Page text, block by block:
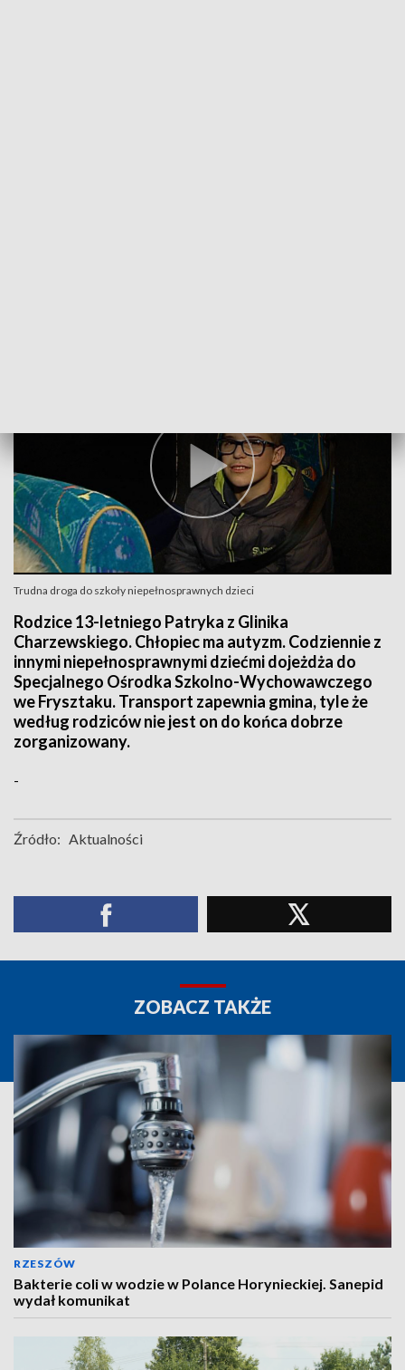
Trudna droga do szkoły niepełnosprawnych dzieci
Rodzice 13-letniego Patryka z Glinika
Charzewskiego. Chłopiec ma autyzm. Codziennie z
innymi niepełnosprawnymi dziećmi dojeżdża do
Specjalnego Ośrodka Szkolno-Wychowawczego
we Frysztaku. Transport zapewnia gmina, tyle że
według rodziców nie jest on do końca dobrze
zorganizowany.
-
Źródło: Aktualności
ZOBACZ TAKŻE
RZESZÓW
Bakterie coli w wodzie w Polance Horynieckiej. Sanepid
wydał komunikat